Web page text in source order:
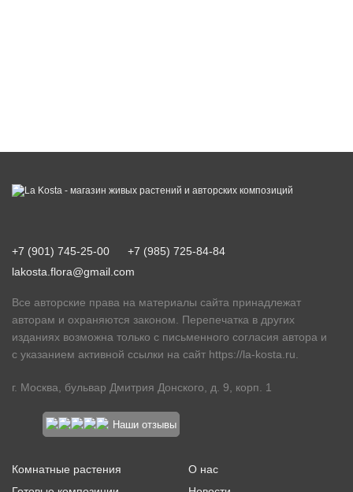
+7 (901) 745-25-00
+7 (985) 725-84-84
lakosta.flora@gmail.com
Все авторские права на материалы сайта принадлежат
авторам и охраняются законом. Перепечатка в других
изданиях возможна только с письменного согласия автора и
с указанием активной ссылки на сайт https://la-kosta.ru
г. Москва, бульвар Дмитрия Донского, д. 9, корп. 1
Наши отзывы
Комнатные растения
О нас